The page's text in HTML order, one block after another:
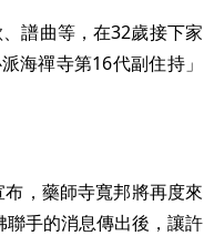
譜曲等，在32歲接下家
海禪寺第16代副住持」
，藥師寺寬邦將再度來
手的消息傳出後，讓許